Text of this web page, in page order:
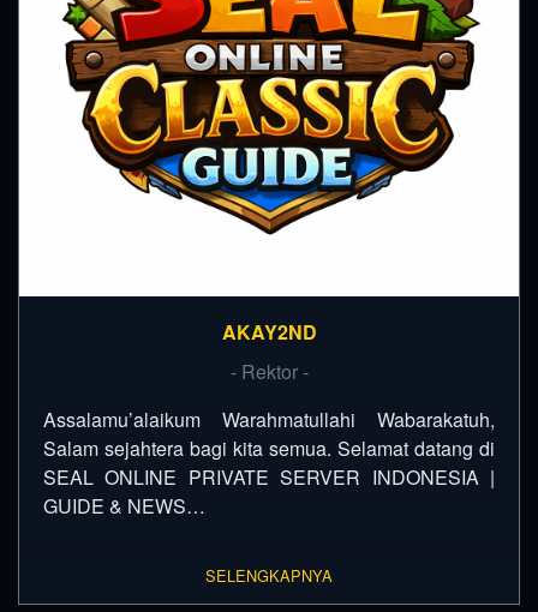
AKAY2ND
- Rektor -
Assalamu’alaikum Warahmatullahi Wabarakatuh,
Salam sejahtera bagi kita semua. Selamat datang di
SEAL ONLINE PRIVATE SERVER INDONESIA |
GUIDE & NEWS…
SELENGKAPNYA